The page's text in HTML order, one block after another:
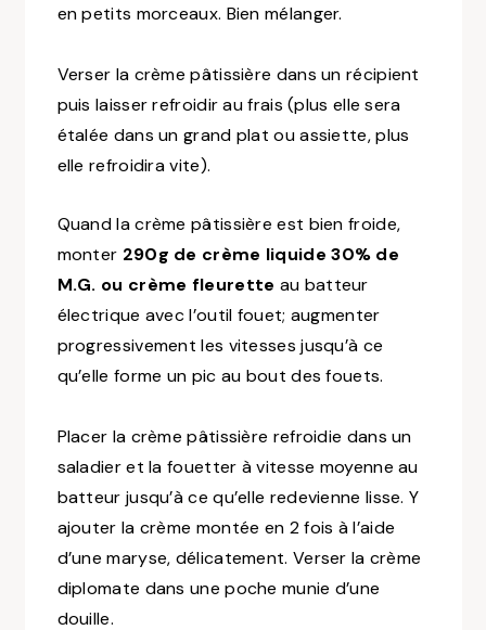
en petits morceaux. Bien mélanger.
Verser la crème pâtissière dans un récipient
puis laisser refroidir au frais (plus elle sera
étalée dans un grand plat ou assiette, plus
elle refroidira vite).
Quand la crème pâtissière est bien froide,
monter 290g de crème liquide 30% de
M.G. ou crème fleurette au batteur
électrique avec l’outil fouet; augmenter
progressivement les vitesses jusqu’à ce
qu’elle forme un pic au bout des fouets.
Placer la crème pâtissière refroidie dans un
saladier et la fouetter à vitesse moyenne au
batteur jusqu’à ce qu’elle redevienne lisse. Y
ajouter la crème montée en 2 fois à l’aide
d’une maryse, délicatement. Verser la crème
diplomate dans une poche munie d’une
douille.